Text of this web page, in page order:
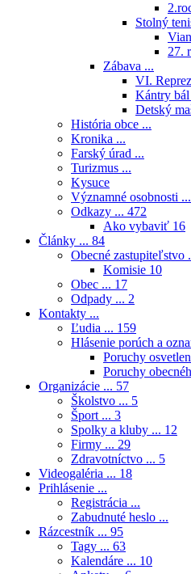
Stolný
27.
Zábava ...
VI.
Kántry
Detský
História obce ...
Kronika ...
Farský úrad ...
Turizmus ...
Kysuce
Významné osobnosti ...
Odkazy ... 472
Ako vybaviť 16
Články ... 84
Obecné zastupiteľstvo
Komisie 10
Obec ... 17
Odpady ... 2
Kontakty ...
Ľudia ... 159
Hlásenie porúch a
Poruchy
Poruchy
Organizácie ... 57
Školstvo ... 5
Šport ... 3
Spolky a kluby ... 12
Firmy ... 29
Zdravotníctvo ... 5
Videogaléria ... 18
Prihlásenie ...
Registrácia ...
Zabudnuté heslo ...
Rázcestník ... 95
Tagy ... 63
Kalendáre ... 10